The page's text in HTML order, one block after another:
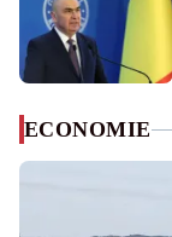
ECONOMIE